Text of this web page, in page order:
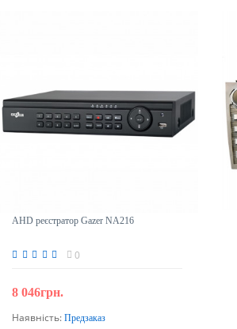
AHD реєстратор Gazer NA216
0
8 046грн.
Передзамовлення
Наявність: Предзаказ